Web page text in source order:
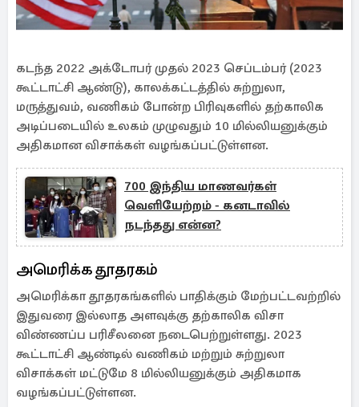
கடந்த 2022 அக்டோபர் முதல் 2023 செப்டம்பர் (2023
கூட்டாட்சி ஆண்டு), காலக்கட்டத்தில் சுற்றுலா,
மருத்துவம், வணிகம் போன்ற பிரிவுகளில் தற்காலிக
அடிப்படையில் உலகம் முழுவதும் 10 மில்லியனுக்கும்
அதிகமான விசாக்கள் வழங்கப்பட்டுள்ளன.
700 இந்திய மாணவர்கள்
வெளியேற்றம் - கனடாவில்
நடந்தது என்ன?
அமெரிக்க தூதரகம்
அமெரிக்கா தூதரகங்களில் பாதிக்கும் மேற்பட்டவற்றில்
இதுவரை இல்லாத அளவுக்கு தற்காலிக விசா
விண்ணப்ப பரிசீலனை நடைபெற்றுள்ளது. 2023
கூட்டாட்சி ஆண்டில் வணிகம் மற்றும் சுற்றுலா
விசாக்கள் மட்டுமே 8 மில்லியனுக்கும் அதிகமாக
வழங்கப்பட்டுள்ளன.